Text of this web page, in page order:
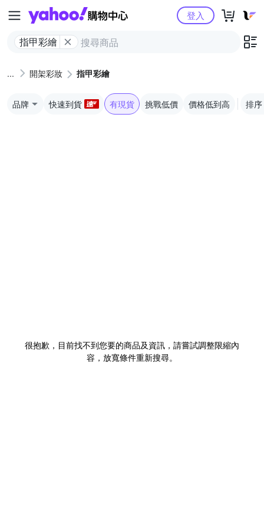
Yahoo購物中心
指甲彩繪
登入
開架彩妝 指甲彩繪
品牌 快速到貨 有現貨 挑戰低價 價格低到高 排序
很抱歉，目前找不到您要的商品及資訊，請嘗試調整限縮內
容，放寬條件重新搜尋。